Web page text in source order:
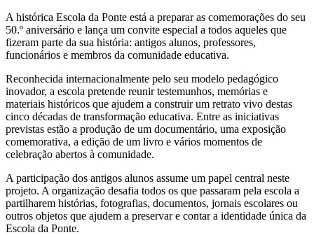
A histórica Escola da Ponte está a preparar as comemorações do seu
50.º aniversário e lança um convite especial a todos aqueles que
fizeram parte da sua história: antigos alunos, professores,
funcionários e membros da comunidade educativa.
Reconhecida internacionalmente pelo seu modelo pedagógico
inovador, a escola pretende reunir testemunhos, memórias e
materiais históricos que ajudem a construir um retrato vivo destas
cinco décadas de transformação educativa. Entre as iniciativas
previstas estão a produção de um documentário, uma exposição
comemorativa, a edição de um livro e vários momentos de
celebração abertos à comunidade.
A participação dos antigos alunos assume um papel central neste
projeto. A organização desafia todos os que passaram pela escola a
partilharem histórias, fotografias, documentos, jornais escolares ou
outros objetos que ajudem a preservar e contar a identidade única da
Escola da Ponte.